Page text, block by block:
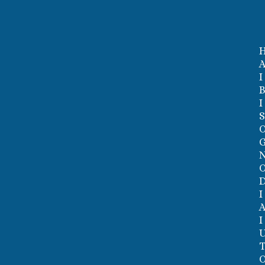
I
I
S
I
I